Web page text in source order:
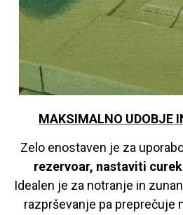
MAKSIMALNO UDOBJE
Zelo enostaven je za
rezervoar, nastaviti
Idealen je za notranje in
razprševanje pa preprečuje